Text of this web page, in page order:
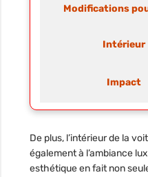
Modifications
Intérieur
Impact
De plus, l’intérieur de la
également à l’ambiance
esthétique en fait non